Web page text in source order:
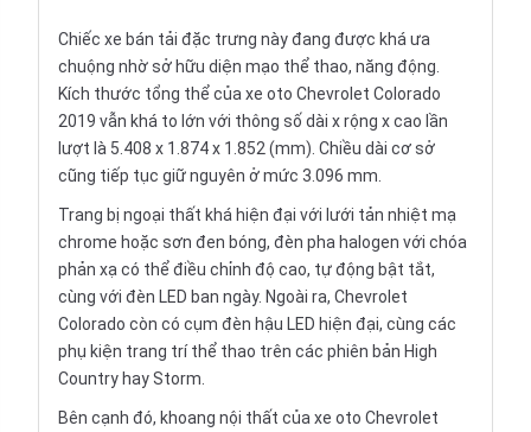
Chiếc xe bán tải đặc trưng này đang được khá ưa
chuộng nhờ sở hữu diện mạo thể thao, năng động.
Kích thước tổng thể của xe oto Chevrolet Colorado
2019 vẫn khá to lớn với thông số dài x rộng x cao lần
lượt là 5.408 x 1.874 x 1.852 (mm). Chiều dài cơ sở
cũng tiếp tục giữ nguyên ở mức 3.096 mm.
Trang bị ngoại thất khá hiện đại với lưới tản nhiệt mạ
chrome hoặc sơn đen bóng, đèn pha halogen với chóa
phản xạ có thể điều chỉnh độ cao, tự động bật tắt,
cùng với đèn LED ban ngày. Ngoài ra, Chevrolet
Colorado còn có cụm đèn hậu LED hiện đại, cùng các
phụ kiện trang trí thể thao trên các phiên bản High
Country hay Storm.
Bên cạnh đó, khoang nội thất của xe oto Chevrolet